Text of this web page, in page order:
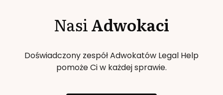
NasiAdwokaci
Doświadczony zespół Adwokatów Legal Help
pomoże Ci w każdej sprawie.